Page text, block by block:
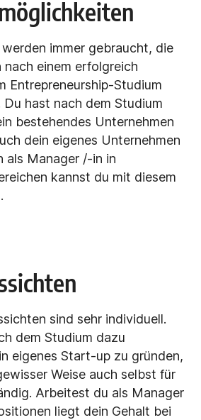
immer gebraucht, die
nach einem erfolgreich
Entrepreneurship-Studium
hast nach dem Studium
bestehendes Unternehmen
dein eigenes Unternehmen
als Manager /-in in
kannst du mit diesem
sind sehr individuell.
dem Studium dazu
eigenes Start-up zu gründen,
Weise auch selbst für
Arbeitest du als Manager
liegt dein Gehalt bei